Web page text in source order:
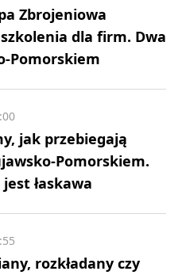
Zbrojeniowa
dla firm. Dwa
Pomorskiem
jak przebiegają
Pomorskiem.
łaskawa
rozkładany czy